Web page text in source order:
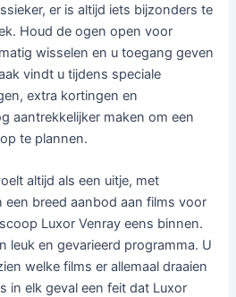
er is altijd iets bijzonders te
Houd de ogen open voor
wisselen en u toegang geven
vindt u tijdens speciale
extra kortingen en
aantrekkelijker maken om een
te plannen.
altijd als een uitje, met
breed aanbod aan films voor
Luxor Venray eens binnen.
leuk en gevarieerd programma. U
welke films er allemaal draaien
in elk geval een feit dat Luxor